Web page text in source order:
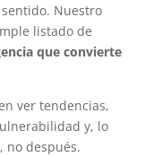
Nuestro
listado de
que convierte
ver tendencias,
y, lo
no después.